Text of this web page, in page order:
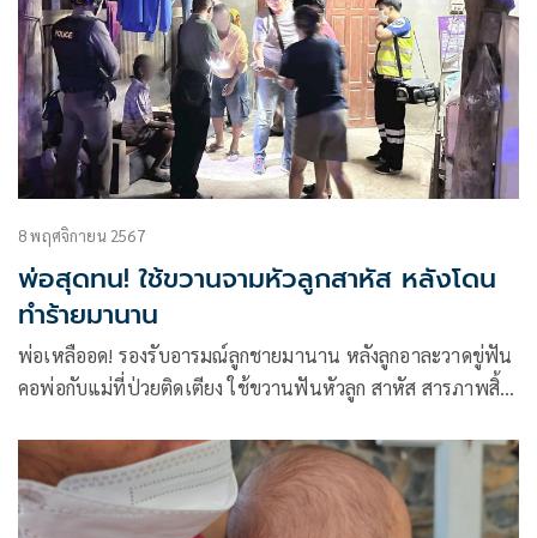
8 พฤศจิกายน 2567
พ่อสุดทน! ใช้ขวานจามหัวลูกสาหัส หลังโดน
ทำร้ายมานาน
พ่อเหลืออด! รองรับอารมณ์ลูกชายมานาน หลังลูกอาละวาดขู่ฟัน
คอพ่อกับแม่ที่ป่วยติดเตียง ใช้ขวานฟันหัวลูก สาหัส สารภาพสิ้น